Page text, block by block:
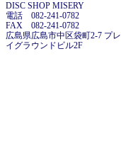
DISC SHOP MISERY
電話 082-241-0782
FAX 082-241-0782
広島県広島市中区袋町2-7 プレ
イグラウンドビル2F